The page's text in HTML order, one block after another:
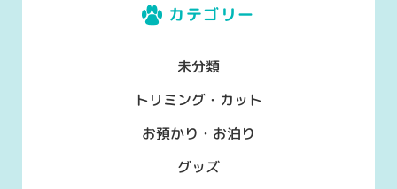
カテゴリー
未分類
トリミング・カット
お預かり・お泊り
グッズ